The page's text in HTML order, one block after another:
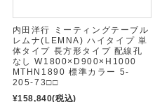
内田洋行 ミーティングテーブル
レムナ(LEMNA) ハイタイプ 単
体タイプ 長方形タイプ 配線孔
なし W1800×D900×H1000
MTHN1890 標準カラー 5-
205-73□□
¥158,840(税込)